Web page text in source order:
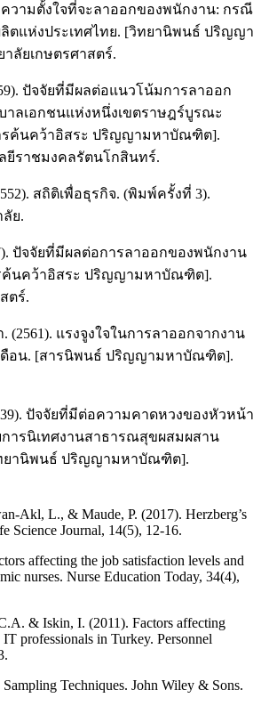
วามตั้งใจที่จะลาออกของพนักงาน: กรณี
ตแห่งประเทศไทย. [วิทยานิพนธ์ ปริญญา
ลัยเกษตรศาสตร์.
ปัจจัยที่มีผลต่อแนวโน้มการลาออก
าลเอกชนแห่งหนึ่งเขตราษฎร์บูรณะ
รค้นคว้าอิสระ ปริญญามหาบัณฑิต].
ยีราชมงคลรัตนโกสินทร์.
สถิติเพื่อธุรกิจ. (พิมพ์ครั้งที่ 3).
ย.
ปัจจัยที่มีผลต่อการลาออกของพนักงาน
ค้นคว้าอิสระ ปริญญามหาบัณฑิต].
ตร์.
(2561). แรงจูงใจในการลาออกจากงาน
ดือน. [สารนิพนธ์ ปริญญามหาบัณฑิต].
ปัจจัยที่มีต่อความคาดหวงของหัวหน้า
ารนิเทศงานสาธารณสุขผสมผสาน
ยานิพนธ์ ปริญญามหาบัณฑิต].
Akl, L., & Maude, P. (2017). Herzberg’s
Science Journal, 14(5), 12-16.
affecting the job satisfaction levels and
nurses. Nurse Education Today, 34(4),
& Iskin, I. (2011). Factors affecting
professionals in Turkey. Personnel
Techniques. John Wiley & Sons.